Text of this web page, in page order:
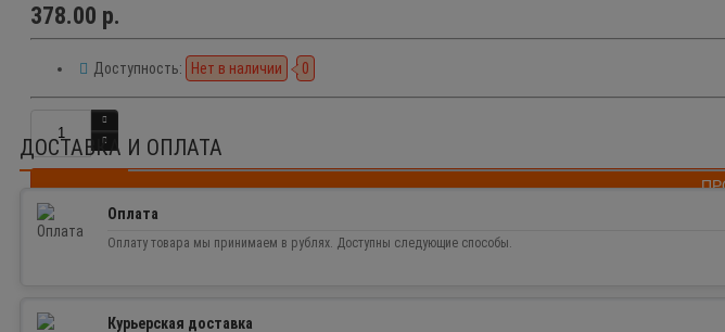
378.00 р.
Доступность: Нет в наличии 0
ДОСТАВКА И ОПЛАТА
Оплата
Оплату товара мы принимаем в рублях. Доступны следующие способы.
Курьерская доставка